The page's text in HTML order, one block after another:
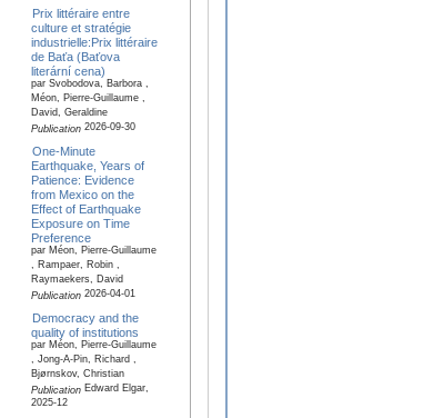
Prix littéraire entre
culture et stratégie
industrielle:Prix littéraire
de Baťa (Baťova
literární cena)
par Svobodova, Barbora ,
Méon, Pierre-Guillaume ,
David, Geraldine
Publication2026-09-30
One-Minute
Earthquake, Years of
Patience: Evidence
from Mexico on the
Effect of Earthquake
Exposure on Time
Preference
par Méon, Pierre-Guillaume
, Rampaer, Robin ,
Raymaekers, David
Publication2026-04-01
Democracy and the
quality of institutions
par Méon, Pierre-Guillaume
, Jong-A-Pin, Richard ,
Bjørnskov, Christian
PublicationEdward Elgar,
2025-12